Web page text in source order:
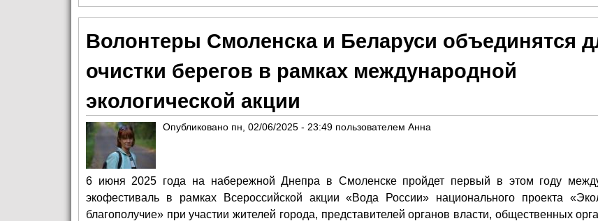
Волонтеры Смоленска и Беларуси объединятся
очистки берегов в рамках международной
экологической акции
Опубликовано пн, 02/06/2025 - 23:49 пользователем Анна
6 июня 2025 года на набережной Днепра в Смоленске пройдет первый в этом году
экофестиваль в рамках Всероссийской акции «Вода России» национального проекта
благополучие» при участии жителей города, представителей органов власти, общественных